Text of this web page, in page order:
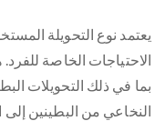
يعتمد نوع التحويلة
الاحتياجات الخاصة
بما في ذلك التحويلات
النخاعي من البطينين إلى